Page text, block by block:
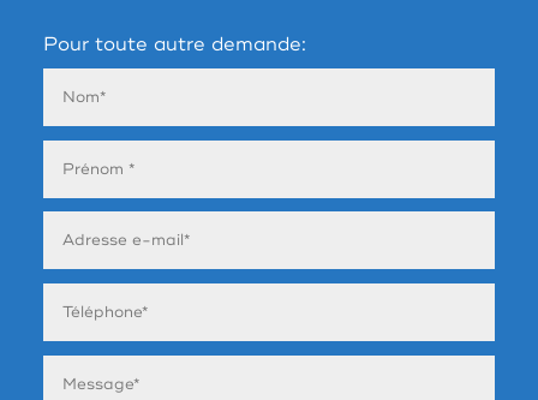
Pour toute autre demande: